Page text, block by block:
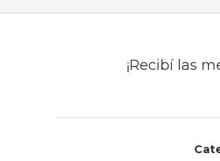
¡Recibí las